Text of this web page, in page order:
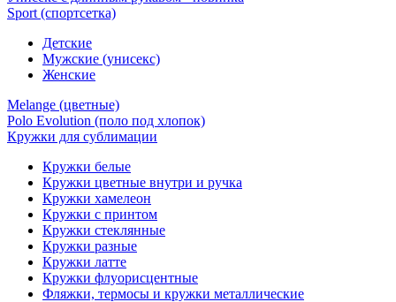
Sport (спортсетка)
Детские
Мужские (унисекс)
Женские
Melange (цветные)
Polo Evolution (поло под хлопок)
Кружки для сублимации
Кружки белые
Кружки цветные внутри и ручка
Кружки хамелеон
Кружки c принтом
Кружки стеклянные
Кружки разные
Кружки латте
Кружки флуорисцентные
Фляжки, термосы и кружки металлические